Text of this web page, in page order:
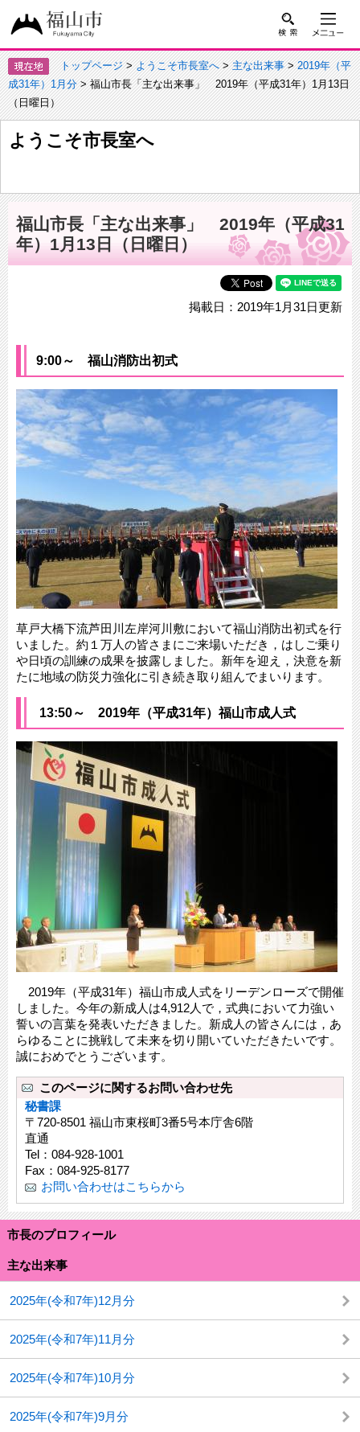
トップページ>ようこそ市長室へ>主な出来事>2019年（平
成31年）1月分> 福山市長「主な出来事」 2019年（平成31年）1月13日
（日曜日）
ようこそ市長室へ
市長のプロフィール
主な出来事
2025年(令和7年)12月分
2025年(令和7年)11月分
2025年(令和7年)10月分
2025年(令和7年)9月分
福山市長「主な出来事」 2019年（平成31
年）1月13日（日曜日）
掲載日：2019年1月31日更新
9:00～ 福山消防出初式
草戸大橋下流芦田川左岸河川敷において福山消防出初式を行
いました。約１万人の皆さまにご来場いただき，はしご乗り
や日頃の訓練の成果を披露しました。新年を迎え，決意を新
たに地域の防災力強化に引き続き取り組んでまいります。
13:50～ 2019年（平成31年）福山市成人式
2019年（平成31年）福山市成人式をリーデンローズで開催
しました。今年の新成人は4,912人で，式典において力強い
誓いの言葉を発表いただきました。新成人の皆さんには，あ
らゆることに挑戦して未来を切り開いていただきたいです。
誠におめでとうございます。
このページに関するお問い合わせ先
秘書課
〒720-8501 福山市東桜町3番5号本庁舎6階
直通
Tel：084-928-1001
Fax：084-925-8177
お問い合わせはこちらから